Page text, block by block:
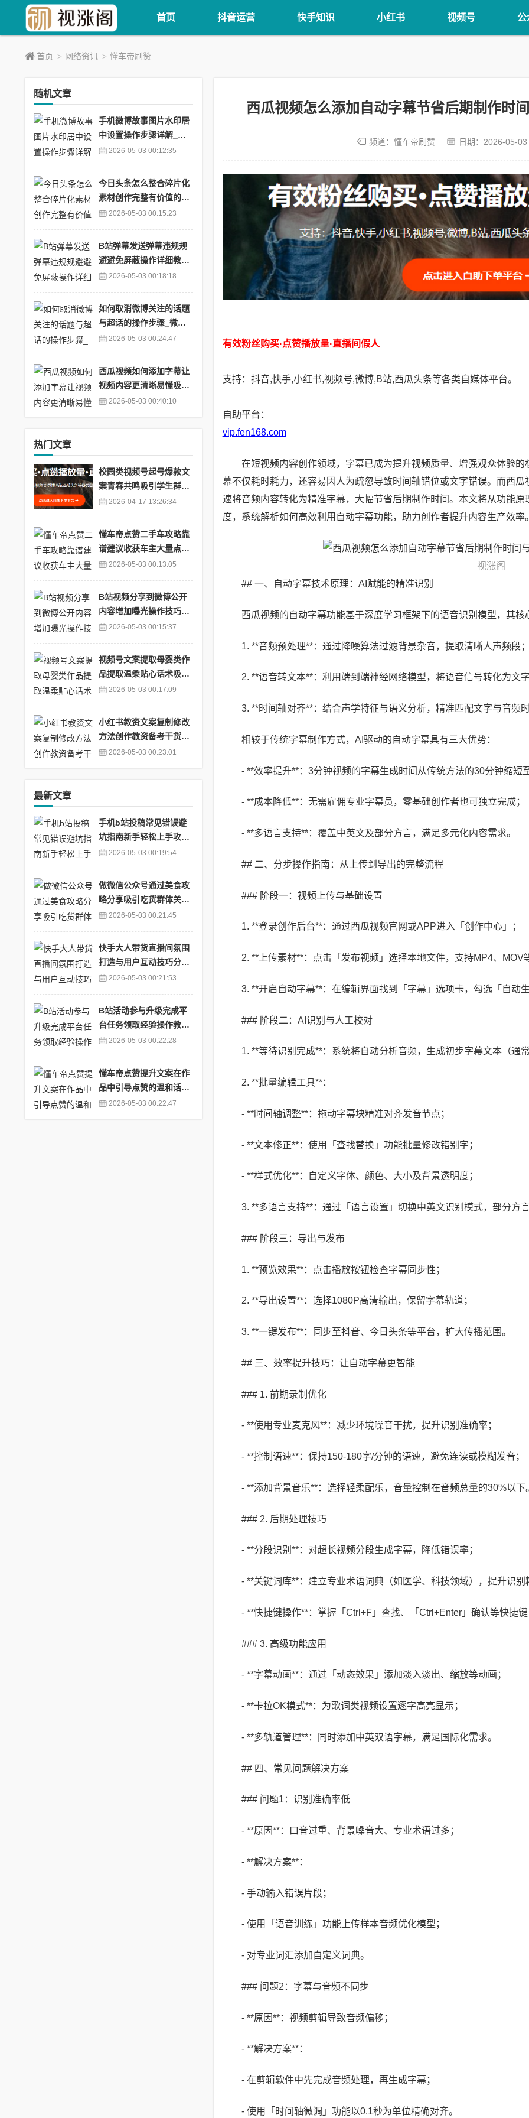
首页 抖音运营 快手知识 小红书 视频号 公
首页 > 网络资讯 > 懂车帝刷赞
随机文章
手机微博故事图片水印居
中设置操作步骤详解_微
博故事的图片怎么保存
2026-05-03 00:12:35
今日头条怎么整合碎片化
素材创作完整有价值的优
质文章_今日头条怎么在
2026-05-03 00:15:23
B站弹幕发送弹幕违规规
避避免屏蔽操作详细教程
_b站发弹幕会被up主看
2026-05-03 00:18:18
如何取消微博关注的话题
与超话的操作步骤_微博
怎样取消关注话题
2026-05-03 00:24:47
西瓜视频如何添加字幕让
视频内容更清晰易懂吸引
观众_西瓜视频上面的字
2026-05-03 00:40:10
热门文章
校园类视频号起号爆款文
案青春共鸣吸引学生群体
_高校视频号
2026-04-17 13:26:34
懂车帝点赞二手车攻略靠
谱建议收获车主大量点赞
_懂车帝上的二手车可靠
2026-05-03 00:13:05
B站视频分享到微博公开
内容增加曝光操作技巧_b
站视频怎么发微博视频
2026-05-03 00:15:37
视频号文案提取母婴类作
品提取温柔贴心话术吸引
宝妈群体_视频号一键提
2026-05-03 00:17:09
小红书教资文案复制修改
方法创作教资备考干货分
享_小红书app文案怎么复
2026-05-03 00:23:01
最新文章
手机b站投稿常见错误避
坑指南新手轻松上手攻略
_b站app无法投稿
2026-05-03 00:19:54
做微信公众号通过美食攻
略分享吸引吃货群体关注
涨粉_一个美食公众号怎
2026-05-03 00:21:45
快手大人带货直播间氛围
打造与用户互动技巧分享
_快手个人直播带货
2026-05-03 00:21:53
B站活动参与升级完成平
台任务领取经验操作教程
_b站升级经验怎么获得20
2026-05-03 00:22:28
懂车帝点赞提升文案在作
品中引导点赞的温和话术
_懂车帝车友圈贡献值
2026-05-03 00:22:47
西瓜视频怎么添加自动字幕节省后期制作时
频道： 懂车帝刷赞 日期： 2026-05-
有效粉丝购买·点赞播放量·直播间假人
支持：抖音,快手,小红书,视频号,微博,B站,西瓜头条等各类自媒体平台。
自助平台：
vip.fen168.com
在短视频内容创作领域，字幕已成为提升视频质量、增强观众体验
幕不仅耗时耗力，还容易因人为疏忽导致时间轴错位或文字错误。而西
速将音频内容转化为精准字幕，大幅节省后期制作时间。本文将从功能
度，系统解析如何高效利用自动字幕功能，助力创作者提升内容生产效率。
视涨阁
## 一、自动字幕技术原理：AI赋能的精准识别
西瓜视频的自动字幕功能基于深度学习框架下的语音识别模型，其核
1. **音频预处理**：通过降噪算法过滤背景杂音，提取清晰人声频段；
2. **语音转文本**：利用端到端神经网络模型，将语音信号转化为文字
3. **时间轴对齐**：结合声学特征与语义分析，精准匹配文字与音频时
相较于传统字幕制作方式，AI驱动的自动字幕具有三大优势：
- **效率提升**：3分钟视频的字幕生成时间从传统方法的30分钟缩短
- **成本降低**：无需雇佣专业字幕员，零基础创作者也可独立完成；
- **多语言支持**：覆盖中英文及部分方言，满足多元化内容需求。
## 二、分步操作指南：从上传到导出的完整流程
### 阶段一：视频上传与基础设置
1. **登录创作后台**：通过西瓜视频官网或APP进入「创作中心」；
2. **上传素材**：点击「发布视频」选择本地文件，支持MP4、MOV
3. **开启自动字幕**：在编辑界面找到「字幕」选项卡，勾选「自动
### 阶段二：AI识别与人工校对
1. **等待识别完成**：系统将自动分析音频，生成初步字幕文本（通
2. **批量编辑工具**：
- **时间轴调整**：拖动字幕块精准对齐发音节点；
- **文本修正**：使用「查找替换」功能批量修改错别字；
- **样式优化**：自定义字体、颜色、大小及背景透明度；
3. **多语言支持**：通过「语言设置」切换中英文识别模式，部分方言
### 阶段三：导出与发布
1. **预览效果**：点击播放按钮检查字幕同步性；
2. **导出设置**：选择1080P高清输出，保留字幕轨道；
3. **一键发布**：同步至抖音、今日头条等平台，扩大传播范围。
## 三、效率提升技巧：让自动字幕更智能
### 1. 前期录制优化
- **使用专业麦克风**：减少环境噪音干扰，提升识别准确率；
- **控制语速**：保持150-180字/分钟的语速，避免连读或模糊发音；
- **添加背景音乐**：选择轻柔配乐，音量控制在音频总量的30%以下
### 2. 后期处理技巧
- **分段识别**：对超长视频分段生成字幕，降低错误率；
- **关键词库**：建立专业术语词典（如医学、科技领域），提升识别
- **快捷键操作**：掌握「Ctrl+F」查找、「Ctrl+Enter」确认等快捷键
### 3. 高级功能应用
- **字幕动画**：通过「动态效果」添加淡入淡出、缩放等动画；
- **卡拉OK模式**：为歌词类视频设置逐字高亮显示；
- **多轨道管理**：同时添加中英双语字幕，满足国际化需求。
## 四、常见问题解决方案
### 问题1：识别准确率低
- **原因**：口音过重、背景噪音大、专业术语过多；
- **解决方案**：
- 手动输入错误片段；
- 使用「语音训练」功能上传样本音频优化模型；
- 对专业词汇添加自定义词典。
### 问题2：字幕与音频不同步
- **原因**：视频剪辑导致音频偏移；
- **解决方案**：
- 在剪辑软件中先完成音频处理，再生成字幕；
- 使用「时间轴微调」功能以0.1秒为单位精确对齐。